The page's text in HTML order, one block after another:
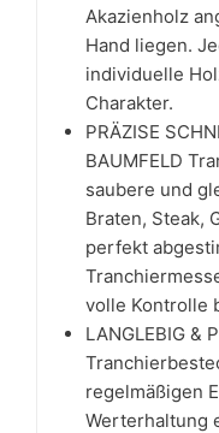
Akazienholz
Hand liegen.
individuelle
Charakter.
PRÄZISE
BAUMFELD
saubere und
Braten, Steak,
perfekt
volle Kontrolle
LANGLEBIG &
regelmäßigen
Werterhaltung